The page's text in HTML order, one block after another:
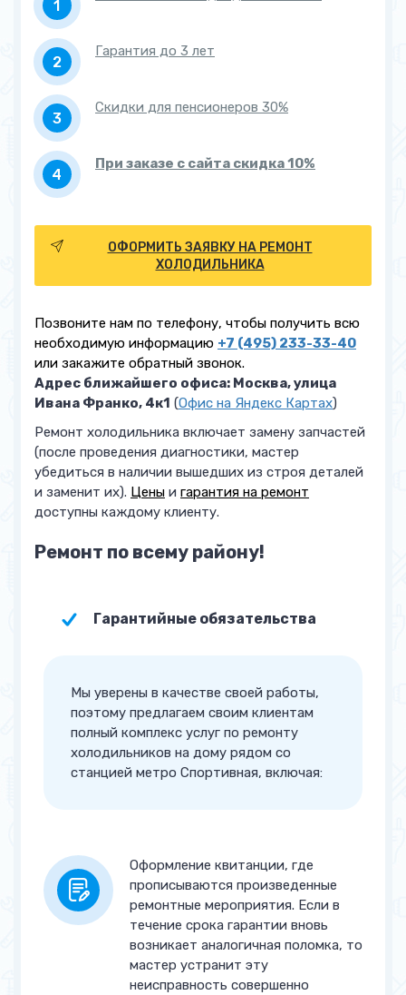
температуру (плохо
морозит)
Наименование услуги
Замена пускового реле от 500 руб.
Замена термостата
Замена фильтра
Установка / Замена клапана
шредера
от 700 руб.
Замена таймера оттайки от 900 руб.
Замена конденсатора от 900 руб.
Чистка дренажа
Замена сетевого кабеля от 900 руб.
Замена плавкого
предохранителя
от 900 руб.
Работы по электропроводке от 900 руб.
Замена температурного
от 1 500 руб.
Ремонт блока управления от 2 500 руб.
Замена двигателя
вентилятора
от 2 500 руб.
Замена капиллярной трубы от 2 700 руб.
Замена воздушной заслонки от 2 700 руб.
Замена / Ремонт мотора-
компрессора
от 2 700 руб.
Гарантия до 3 лет
Скидки для пенсионеров 30%
При заказе с сайта скидка 10%
ОФОРМИТЬ ЗАЯВКУ НА РЕМОНТ
ХОЛОДИЛЬНИКА
Позвоните нам по телефону, чтобы получить всю
необходимую информацию +7 (495) 233-33-40
или закажите обратный звонок.
Адрес ближайшего офиса: Москва, улица
Ивана Франко, 4к1 (Офис на Яндекс Картах)
Ремонт холодильника включает замену запчастей
(после проведения диагностики, мастер
убедиться в наличии вышедших из строя деталей
и заменит их). Цены и гарантия на ремонт
доступны каждому клиенту.
Ремонт по всему району!
Гарантийные обязательства
Мы уверены в качестве своей работы,
поэтому предлагаем своим клиентам
полный комплекс услуг по ремонту
холодильников на дому рядом со
станцией метро Спортивная, включая:
Оформление квитанции, где
прописываются произведенные
ремонтные мероприятия. Если в
течение срока гарантии вновь
возникает аналогичная поломка, то
мастер устранит эту
неисправность совершенно